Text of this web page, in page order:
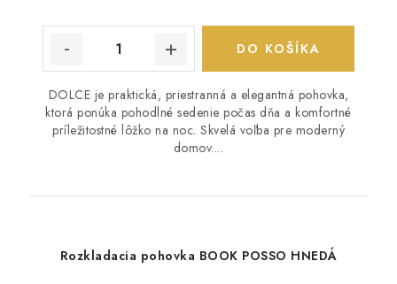
DO KOŠÍKA
DOLCE je praktická, priestranná a elegantná pohovka,
ktorá ponúka pohodlné sedenie počas dňa a komfortné
príležitostné lôžko na noc. Skvelá voľba pre moderný
domov....
Rozkladacia pohovka BOOK POSSO HNEDÁ